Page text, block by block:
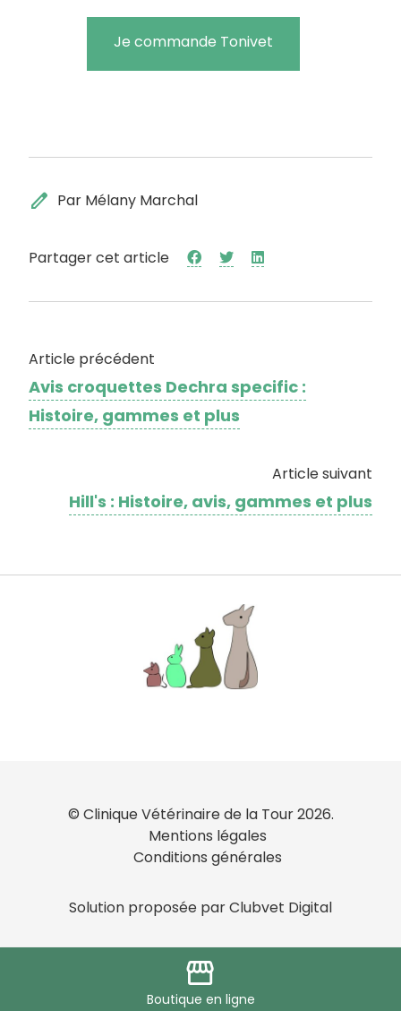
Je commande Tonivet
edit Par Mélany Marchal
Partager cet article
Article précédent
Avis croquettes Dechra specific :
Histoire, gammes et plus
Article suivant
Hill's : Histoire, avis, gammes et plus
storefront
Boutique en ligne
© Clinique Vétérinaire de la Tour 2026.
Mentions légales
Conditions générales
Solution proposée par Clubvet Digital